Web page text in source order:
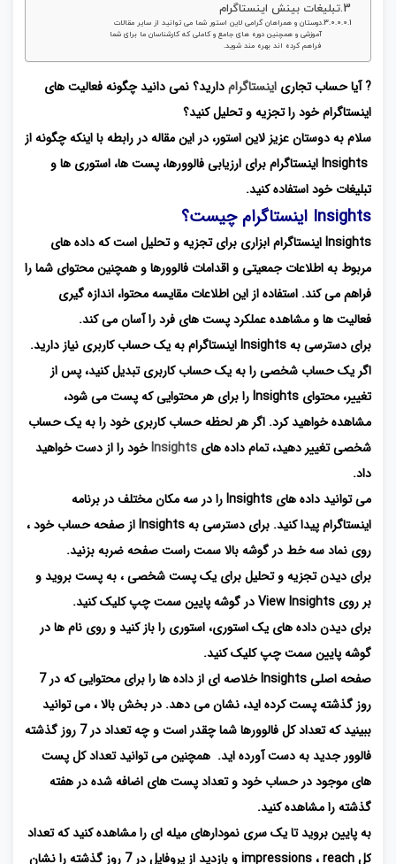
تبلیغات بینش اینستاگرام
دوستان و همراهان گرامی لاین استور شما می توانید از سایر مقالات
آموزشی و همچنین دوره های جامع و کاملی که کارشناسان ما برای شما
فراهم کرده اند بهره مند شوید.
? آیا حساب تجاری اینستاگرامدارید؟ نمی دانید چگونه فعالیت های
اینستاگرام خود را تجزیه و تحلیل کنید؟
سلام به دوستان عزیز لاین استور، در این مقاله در رابطه با اینکه چگونه از
Insights اینستاگرام برای ارزیابی فالوورها، پست ها، استوری ها و
تبلیغات خود استفاده کنید.
Insights اینستاگرام چیست؟
Insights اینستاگرام ابزاری برای تجزیه و تحلیل است که داده های
مربوط به اطلاعات جمعیتی و اقدامات فالوورها و همچنین محتوای شما را
فراهم می کند. استفاده از این اطلاعات مقایسه محتوا، اندازه گیری
فعالیت ها و مشاهده عملکرد پست های فرد را آسان می کند.
برای دسترسی به Insights اینستاگرام به یک حساب کاربری نیاز دارید.
اگر یک حساب شخصی را به یک حساب کاربری تبدیل کنید، پس از
تغییر، محتوای Insights را برای هر محتوایی که پست می شود،
مشاهده خواهید کرد. اگر هر لحظه حساب کاربری خود را به یک حساب
شخصی تغییر دهید، تمام داده های Insightsخود را از دست خواهید
داد.
می توانید داده های Insights را در سه مکان مختلف در برنامه
اینستاگرام پیدا کنید. برای دسترسی به Insights از صفحه حساب خود ،
روی نماد سه خط در گوشه بالا سمت راست صفحه ضربه بزنید.
برای دیدن تجزیه و تحلیل برای یک پست شخصی ، به پست بروید و
بر روی View Insights در گوشه پایین سمت چپ کلیک کنید.
برای دیدن داده های یک استوری، استوری را باز کنید و روی نام ها در
گوشه پایین سمت چپ کلیک کنید.
صفحه اصلی Insights خلاصه ای از داده ها را برای محتوایی که در 7
روز گذشته پست کرده اید، نشان می دهد. در بخش بالا ، می توانید
ببینید که تعداد کل فالوورها شما چقدر است و چه تعداد در 7 روز گذشته
فالوور جدید به دست آورده اید. همچنین می توانید تعداد کل پست
های موجود در حساب خود و تعداد پست های اضافه شده در هفته
گذشته را مشاهده کنید.
به پایین بروید تا یک سری نمودارهای میله ای را مشاهده کنید که تعداد
کل impressions ، reach و بازدید از پروفایل در 7 روز گذشته را نشان